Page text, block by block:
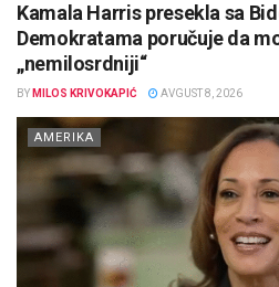
Kamala Harris presekla sa
Demokratama poručuje da
„nemilosrdniji“
BY MILOS KRIVOKAPIĆ AVGUST 8, 2026
AMERIKA